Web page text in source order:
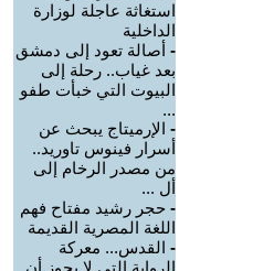
استغاثة عاجلة لوزارة
الداخلية
- أصالة تعود إلى دمشق
بعد غياب.. رحلة إلى
البيوت التي خبأت طفو
...
- الإرميتاج يبحث عن
أسرار فينوس تاوريد..
من مصدر الرخام إلى
أل ...
- حجر رشيد مفتاح فهم
اللغة المصرية القديمة
- القدس... معركة
الرواية التي لا يجوز أن